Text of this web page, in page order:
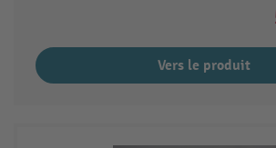
Vers le produit